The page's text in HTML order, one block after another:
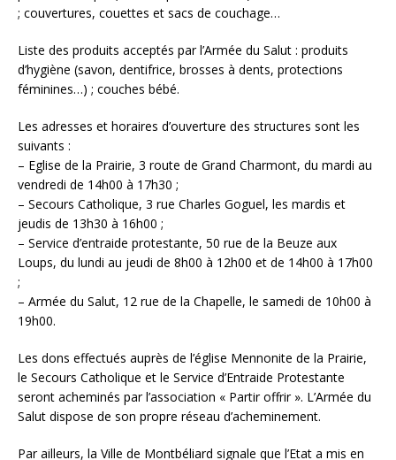
; couvertures, couettes et sacs de couchage…
Liste des produits acceptés par l’Armée du Salut : produits
d’hygiène (savon, dentifrice, brosses à dents, protections
féminines…) ; couches bébé.
Les adresses et horaires d’ouverture des structures sont les
suivants :
– Eglise de la Prairie, 3 route de Grand Charmont, du mardi au
vendredi de 14h00 à 17h30 ;
– Secours Catholique, 3 rue Charles Goguel, les mardis et
jeudis de 13h30 à 16h00 ;
– Service d’entraide protestante, 50 rue de la Beuze aux
Loups, du lundi au jeudi de 8h00 à 12h00 et de 14h00 à 17h00
;
– Armée du Salut, 12 rue de la Chapelle, le samedi de 10h00 à
19h00.
Les dons effectués auprès de l’église Mennonite de la Prairie,
le Secours Catholique et le Service d’Entraide Protestante
seront acheminés par l’association « Partir offrir ». L’Armée du
Salut dispose de son propre réseau d’acheminement.
Par ailleurs, la Ville de Montbéliard signale que l’Etat a mis en